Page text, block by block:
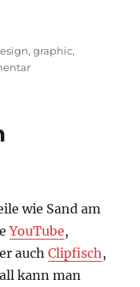
,graphic,
zu
wie Sand am
YouTube,
auchClipfisch,
kann man